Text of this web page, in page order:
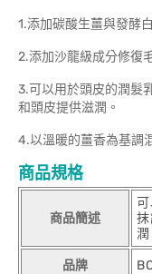
1.添加碳酸生薑與發酵
2.添加沙龍級成分修復
3.可以用於頭皮的潤髮
和頭皮提供滋潤。
4.以溫暖的薑香為基調
商品規格
商品簡述
潤
品牌